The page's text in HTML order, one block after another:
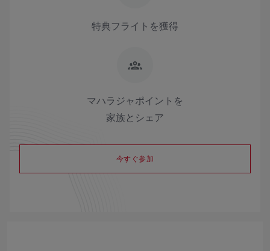
特典フライトを獲得
マハラジャポイントを
家族とシェア
今すぐ参加